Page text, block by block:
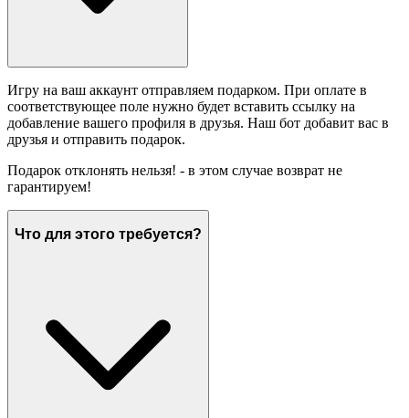
Игру на ваш аккаунт отправляем подарком. При оплате в
соответствующее поле нужно будет вставить ссылку на
добавление вашего профиля в друзья. Наш бот добавит вас в
друзья и отправить подарок.
Подарок отклонять нельзя! - в этом случае возврат не
гарантируем!
Что для этого требуется?